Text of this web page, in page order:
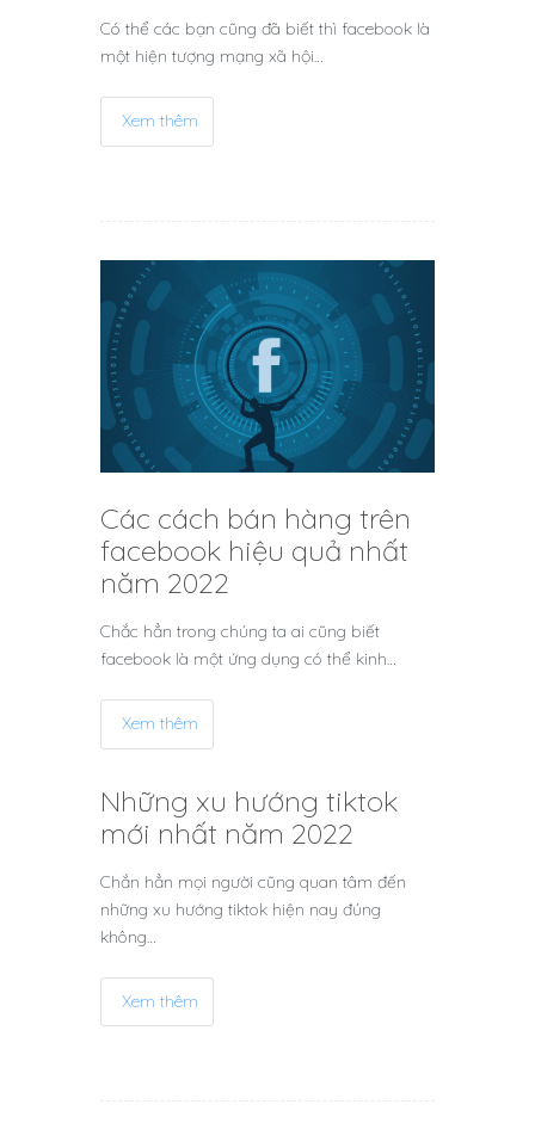
Có thể các bạn cũng đã biết thì facebook là
một hiện tượng mạng xã hội…
Xem thêm
Các cách bán hàng trên
facebook hiệu quả nhất
năm 2022
Chắc hẳn trong chúng ta ai cũng biết
facebook là một ứng dụng có thể kinh…
Xem thêm
Những xu hướng tiktok
mới nhất năm 2022
Chắn hẳn mọi người cũng quan tâm đến
những xu hướng tiktok hiện nay đúng
không…
Xem thêm